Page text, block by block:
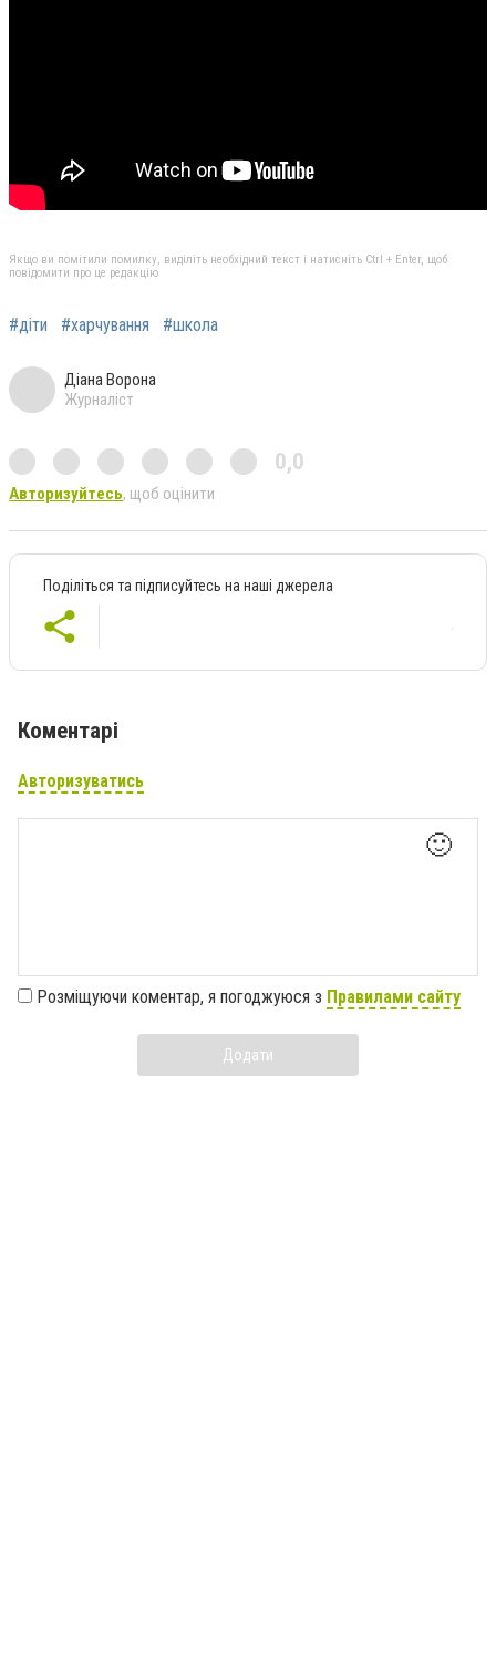
Якщо ви помітили помилку, виділіть необхідний текст і натисніть Ctrl + Enter, щоб
повідомити про це редакцію
#діти #харчування #школа
Діана Ворона
Журналіст
0,0
Авторизуйтесь, щоб оцінити
Поділіться та підписуйтесь на наші джерела
Коментарі
Авторизуватись
🙂
Розміщуючи коментар, я погоджуюся з Правилами сайту
Додати